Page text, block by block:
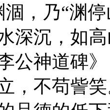
涸，乃“渊
深沉，如
公神道碑
，不苟訾